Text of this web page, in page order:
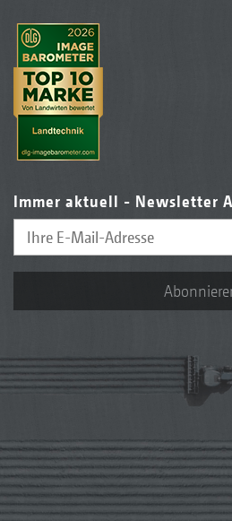
Immer aktuell - Newsletter